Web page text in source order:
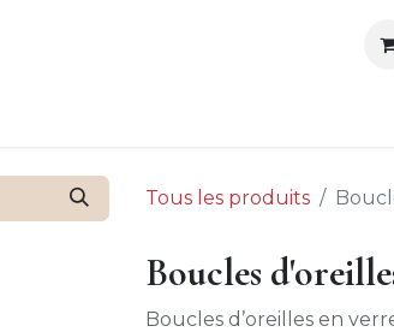
Tous les produits
Boucles
Boucles d’oreilles en